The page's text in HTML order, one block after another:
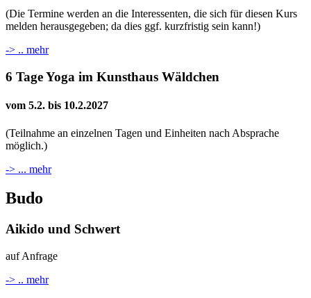
(Die Termine werden an die Interessenten, die sich für diesen Kurs
melden herausgegeben; da dies ggf. kurzfristig sein kann!)
-> .. mehr
6 Tage Yoga im Kunsthaus Wäldchen
vom 5.2. bis 10.2.2027
(Teilnahme an einzelnen Tagen und Einheiten nach Absprache
möglich.)
-> ... mehr
Budo
Aikido und Schwert
auf Anfrage
-> .. mehr